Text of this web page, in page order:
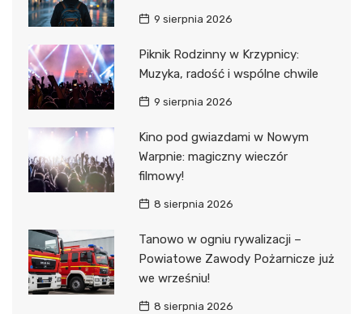
9 sierpnia 2026
Piknik Rodzinny w Krzypnicy:
Muzyka, radość i wspólne chwile
9 sierpnia 2026
Kino pod gwiazdami w Nowym
Warpnie: magiczny wieczór
filmowy!
8 sierpnia 2026
Tanowo w ogniu rywalizacji –
Powiatowe Zawody Pożarnicze już
we wrześniu!
8 sierpnia 2026